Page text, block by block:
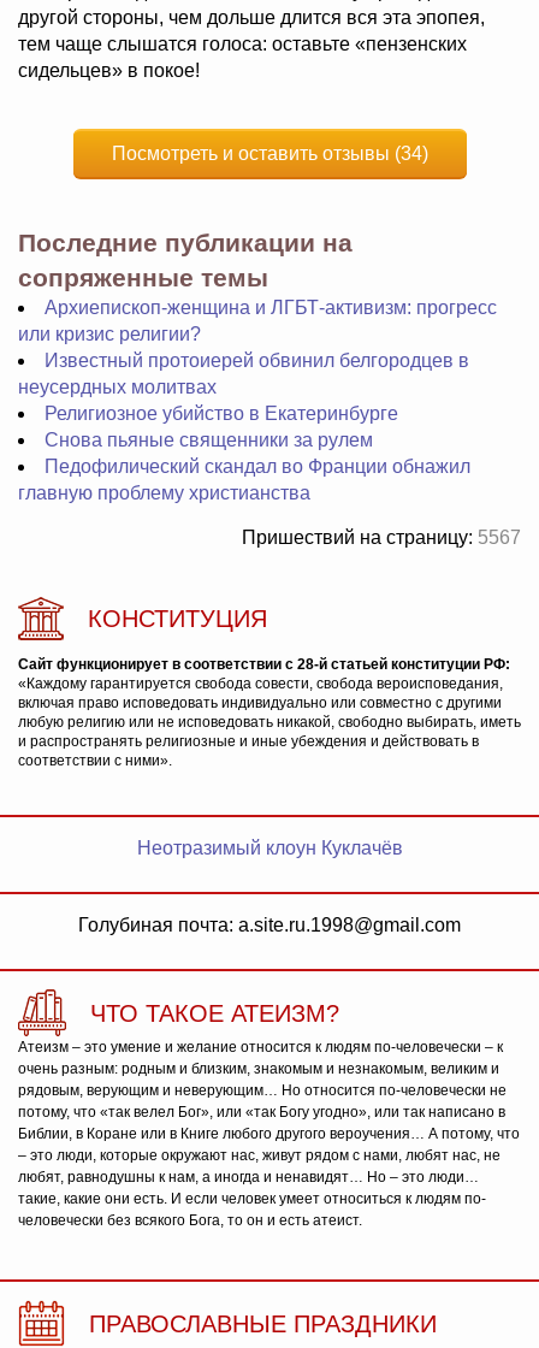
другой стороны, чем дольше длится вся эта эпопея,
тем чаще слышатся голоса: оставьте «пензенских
сидельцев» в покое!
Посмотреть и оставить отзывы (34)
Последние публикации на
сопряженные темы
Архиепископ-женщина и ЛГБТ-активизм: прогресс
или кризис религии?
Известный протоиерей обвинил белгородцев в
неусердных молитвах
Религиозное убийство в Екатеринбурге
Снова пьяные священники за рулем
Педофилический скандал во Франции обнажил
главную проблему христианства
Пришествий на страницу: 5567
КОНСТИТУЦИЯ
Сайт функционирует в соответствии с 28-й статьей конституции РФ:
«Каждому гарантируется свобода совести, свобода вероисповедания,
включая право исповедовать индивидуально или совместно с другими
любую религию или не исповедовать никакой, свободно выбирать, иметь
и распространять религиозные и иные убеждения и действовать в
соответствии с ними».
Неотразимый клоун Куклачёв
Голубиная почта: a.site.ru.1998@gmail.com
ЧТО ТАКОЕ АТЕИЗМ?
Атеизм – это умение и желание относится к людям по-человечески – к
очень разным: родным и близким, знакомым и незнакомым, великим и
рядовым, верующим и неверующим… Но относится по-человечески не
потому, что «так велел Бог», или «так Богу угодно», или так написано в
Библии, в Коране или в Книге любого другого вероучения… А потому, что
– это люди, которые окружают нас, живут рядом с нами, любят нас, не
любят, равнодушны к нам, а иногда и ненавидят… Но – это люди…
такие, какие они есть. И если человек умеет относиться к людям по-
человечески без всякого Бога, то он и есть атеист.
ПРАВОСЛАВНЫЕ ПРАЗДНИКИ